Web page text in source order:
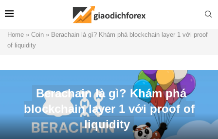
Home » Coin » Berachain là gì? Khám phá blockchain layer 1 với proof
of liquidity
Berachain là gì? Khám phá
blockchain layer 1 với proof of
liquidity